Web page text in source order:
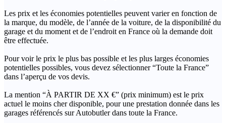
Les prix et les économies potentielles peuvent varier en fonction de
la marque, du modèle, de l’année de la voiture, de la disponibilité du
garage et du moment et de l’endroit en France où la demande doit
être effectuée.
Pour voir le prix le plus bas possible et les plus larges économies
potentielles possibles, vous devez sélectionner “Toute la France”
dans l’aperçu de vos devis.
La mention “À PARTIR DE XX €” (prix minimum) est le prix
actuel le moins cher disponible, pour une prestation donnée dans les
garages référencés sur Autobutler dans toute la France.